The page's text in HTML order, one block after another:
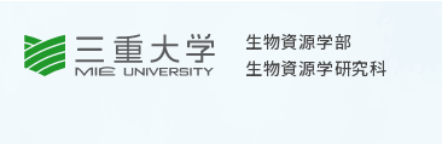
三重大学
生物資源学部
生物資源学研究科